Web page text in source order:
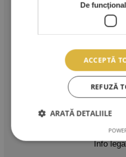
Kituri
Adezivi
Pensete
Carduri
Stilizare
Servicii
Detalii
Info
De
ACCEPTĂ
REFUZĂ
ARATĂ DETALIILE